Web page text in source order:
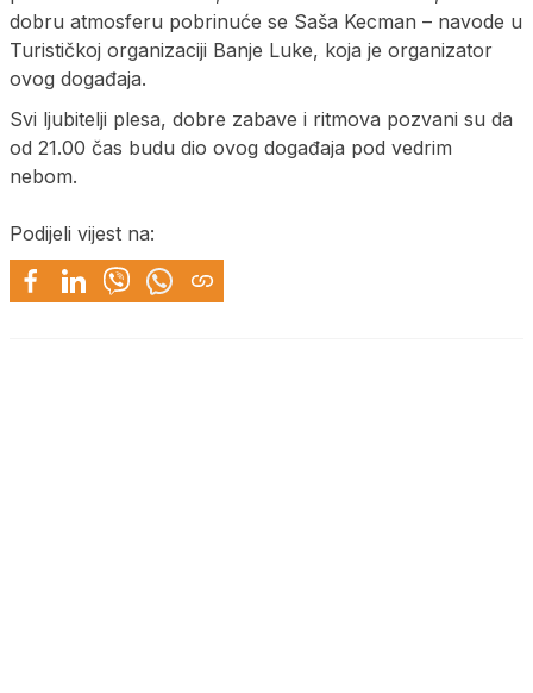
dobru atmosferu pobrinuće se Saša Kecman – navode u
Turističkoj organizaciji Banje Luke, koja je organizator
ovog događaja.
Svi ljubitelji plesa, dobre zabave i ritmova pozvani su da
od 21.00 čas budu dio ovog događaja pod vedrim
nebom.
Podijeli vijest na: